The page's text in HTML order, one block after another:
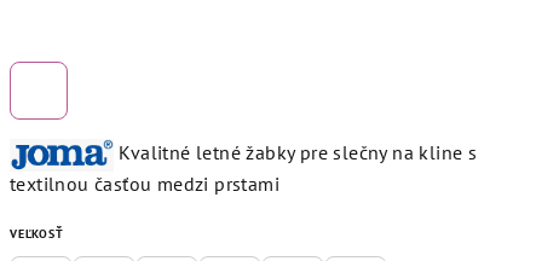
Kvalitné letné žabky pre slečny na kline s
textilnou časťou medzi prstami
VEĽKOSŤ